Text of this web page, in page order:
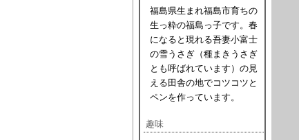
福島県生まれ福島市育ちの
生っ粋の福島っ子です。春
になると現れる吾妻小富士
の雪うさぎ（種まきうさぎ
とも呼ばれています）の見
える田舎の地でコツコツと
ペンを作っています。
趣味